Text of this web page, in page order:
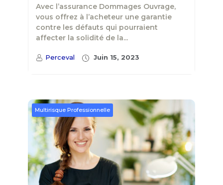
Avec l’assurance Dommages Ouvrage,
vous offrez à l’acheteur une garantie
contre les défauts qui pourraient
affecter la solidité de la...
Perceval Juin 15, 2023
Multirisque Professionnelle